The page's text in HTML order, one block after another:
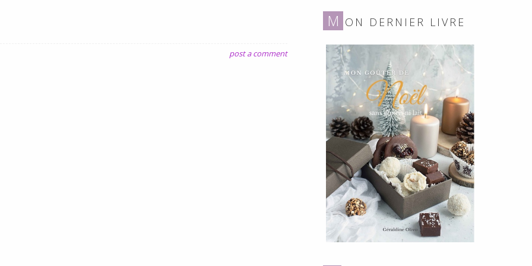
ni
lait
post a comment
M ON DERNIER LIVRE